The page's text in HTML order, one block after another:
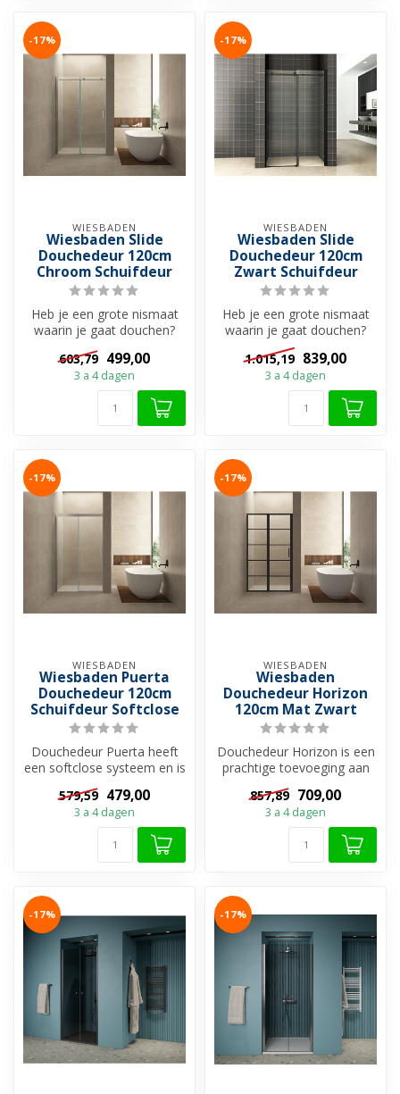
-17%
WIESBADEN
Wiesbaden Slide
Douchedeur 120cm
Chroom Schuifdeur
Heb je een grote nismaat
waarin je gaat douchen?
Dan is deze schuifdeur een
mooi...
603,79 499,00
3 a 4 dagen
-17%
WIESBADEN
Wiesbaden Slide
Douchedeur 120cm
Zwart Schuifdeur
Heb je een grote nismaat
waarin je gaat douchen?
Dan is deze 2-delige
schuifdeur...
1.015,19 839,00
3 a 4 dagen
-17%
WIESBADEN
Wiesbaden Puerta
Douchedeur 120cm
Schuifdeur Softclose
Douchedeur Puerta heeft
een softclose systeem en is
zelfremmend...
579,59 479,00
3 a 4 dagen
-17%
WIESBADEN
Wiesbaden
Douchedeur Horizon
120cm Mat Zwart
Douchedeur Horizon is een
prachtige toevoeging aan
moderne...
857,89 709,00
3 a 4 dagen
-17% -17%